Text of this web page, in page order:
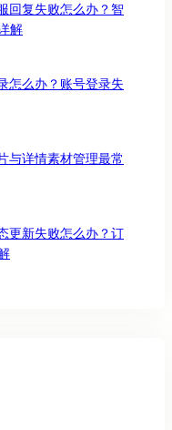
回复失败怎么办？智
解
怎么办？账号登录失
与详情素材管理最常
更新失败怎么办？订